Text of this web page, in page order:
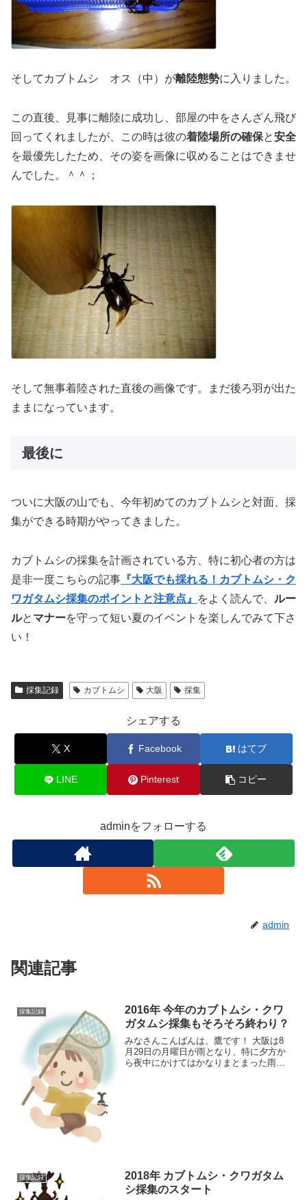
そしてカブトムシ オス（中）が離陸態勢に入りました。
この直後、見事に離陸に成功し、部屋の中をさんざん飛び
回ってくれましたが、この時は彼の着陸場所の確保と安全
を最優先したため、その姿を画像に収めることはできませ
んでした。＾＾；
そして無事着陸された直後の画像です。まだ後ろ羽が出た
ままになっています。
最後に
ついに大阪の山でも、今年初めてのカブトムシと対面、採
集ができる時期がやってきました。
カブトムシの採集を計画されている方、特に初心者の方は
是非一度こちらの記事 『大阪でも採れる！カブトムシ・ク
ワガタムシ採集のポイントと注意点』
をよく読んで、 ルー
ルと マナーを守って短い夏のイベントを楽しんでみて下さ
い！
採集記録 カブトムシ 大阪 採集
シェアする
X Facebook はてブ
LINE Pinterest コピー
adminをフォローする
admin
関連記事
採集記録
2016年 今年のカブトムシ・クワ
ガタムシ採集もそろそろ終わり？
みなさんこんばんは、鷹です！ 大阪は8
月29日の月曜日が雨となり、特に夕方か
ら夜中にかけてはかなりまとまった雨が
採集記録
2018年 カブトムシ・クワガタム
シ採集のスタート